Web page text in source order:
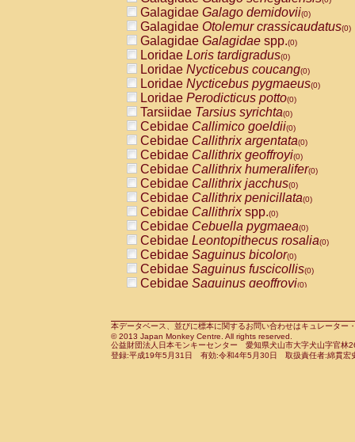
AtelidaeAteles geoffroyi(0)
AtelidaeAteles paniscus(0)
AtelidaeAtelesspp.(0)
Atelidae Lagothrix lagothricha
AtelidaeLagothrix lagothricha cana
PitheciidaeCacajao calvus
PitheciidaeCallicebus cupreus
PitheciidaeCallicebus donacophilus
PitheciidaeCallicebus moloch
PitheciidaeCallicebus torquatus
PitheciidaeCallicebusspp.(0)
PitheciidaeChiropotes satanas(0)
PitheciidaePithecia monachus
PitheciidaePithecia pithecia(0)
CercopithecidaeCercocebus agilis
CercopithecidaeCercocebus
CercopithecidaeCercocebus
CercopithecidaeCercocebus
CercopithecidaeCercocebus
CercopithecidaeCercocebushybrid
CercopithecidaePapio anubis(0)
CercopithecidaePapio cynocephalus
CercopithecidaePapio hamadryas(0)
Galagidae Galago demidovii(0)
Galagidae Otolemur crassicaudatus(0)
Galagidae Galagidae spp.(0)
Loridae Loris tardigradus(0)
Loridae Nycticebus coucang(0)
Loridae Nycticebus pygmaeus(0)
Loridae Perodicticus potto(0)
Tarsiidae Tarsius syrichta(0)
Cebidae Callimico goeldii(0)
Cebidae Callithrix argentata(0)
Cebidae Callithrix geoffroyi(0)
Cebidae Callithrix humeralifer(0)
Cebidae Callithrix jacchus(0)
Cebidae Callithrix penicillata(0)
Cebidae Callithrixspp.(0)
Cebidae Cebuella pygmaea(0)
Cebidae Leontopithecus rosalia(0)
Cebidae Saguinus bicolor(0)
Cebidae Saguinus fuscicollis(0)
Cebidae Saguinus geoffroyi(0)
CebidaeSaguinus leucopus(0)
CebidaeSaguinus midas(0)
Cebidae Saguinus mystax(0)
本データベース、並びに標本に関するお問い合わせはキュレータ
© 2013 Japan Monkey Centre. All rights reserved.
公益財団法人日本モンキーセンター 愛知県犬山市大字犬山字官
登録:平成19年5月31日 有効:令和4年5月30日 取扱責任者:綿貫宏